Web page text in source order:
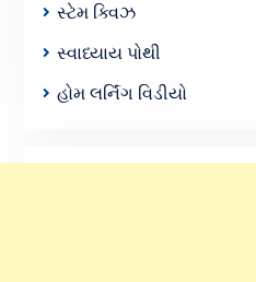
સ્ટેમ ક્વિઝ
સ્વાધ્યાય પોથી
હોમ લર્નિંગ વિડીયો